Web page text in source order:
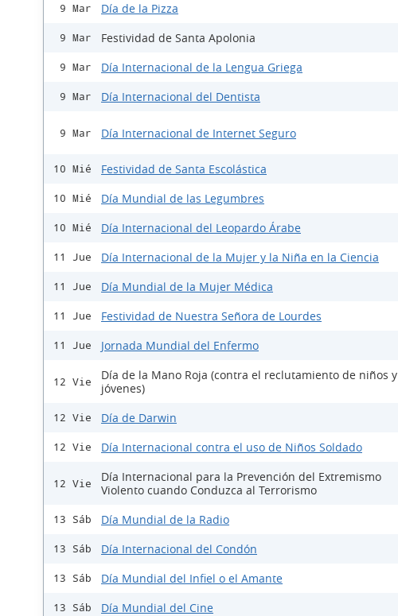
9 Mar Día de la Pizza
9 Mar Festividad de Santa Apolonia
9 Mar Día Internacional de la Lengua Griega
9 Mar Día Internacional del Dentista
9 Mar Día Internacional de Internet Seguro
10 Mié Festividad de Santa Escolástica
10 Mié Día Mundial de las Legumbres
10 Mié Día Internacional del Leopardo Árabe
11 Jue Día Internacional de la Mujer y la Niña en la Ciencia
11 Jue Día Mundial de la Mujer Médica
11 Jue Festividad de Nuestra Señora de Lourdes
11 Jue Jornada Mundial del Enfermo
12 Vie
Día de la Mano Roja (contra el reclutamiento de niños y
jóvenes)
12 Vie Día de Darwin
12 Vie Día Internacional contra el uso de Niños Soldado
12 Vie
Día Internacional para la Prevención del Extremismo
Violento cuando Conduzca al Terrorismo
13 Sáb Día Mundial de la Radio
13 Sáb Día Internacional del Condón
13 Sáb Día Mundial del Infiel o el Amante
13 Sáb Día Mundial del Cine